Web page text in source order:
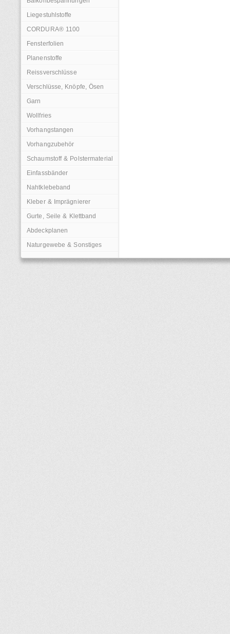
Liegestuhlstoffe
CORDURA® 1100
Fensterfolien
Planenstoffe
Reissverschlüsse
Verschlüsse, Knöpfe, Ösen
Garn
Wollfries
Vorhangstangen
Vorhangzubehör
Schaumstoff & Polstermaterial
Einfassbänder
Nahtklebeband
Kleber & Imprägnierer
Gurte, Seile & Klettband
Abdeckplanen
Naturgewebe & Sonstiges